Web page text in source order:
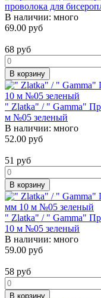
проволока для
В наличии: много
69.00 руб
68 руб
В корзину
" Zlatka" / " Gamma"
м №05 зеленый
В наличии: много
52.00 руб
51 руб
В корзину
" Zlatka" / " Gamma"
10 м №05 зеленый
В наличии: много
59.00 руб
58 руб
В корзину